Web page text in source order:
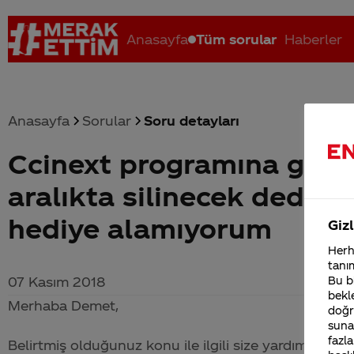
Anasayfa Tüm sorular Haberler
Coca-Cola nerenin malı?
Anasayfa Sorular Soru detayları
Ccinext programına
aralıkta silinecek dediler
hediye alamıyorum
07 Kasım 2018
Merhaba Demet,
Belirtmiş olduğunuz konu ile ilgili size yardımcı
Bu